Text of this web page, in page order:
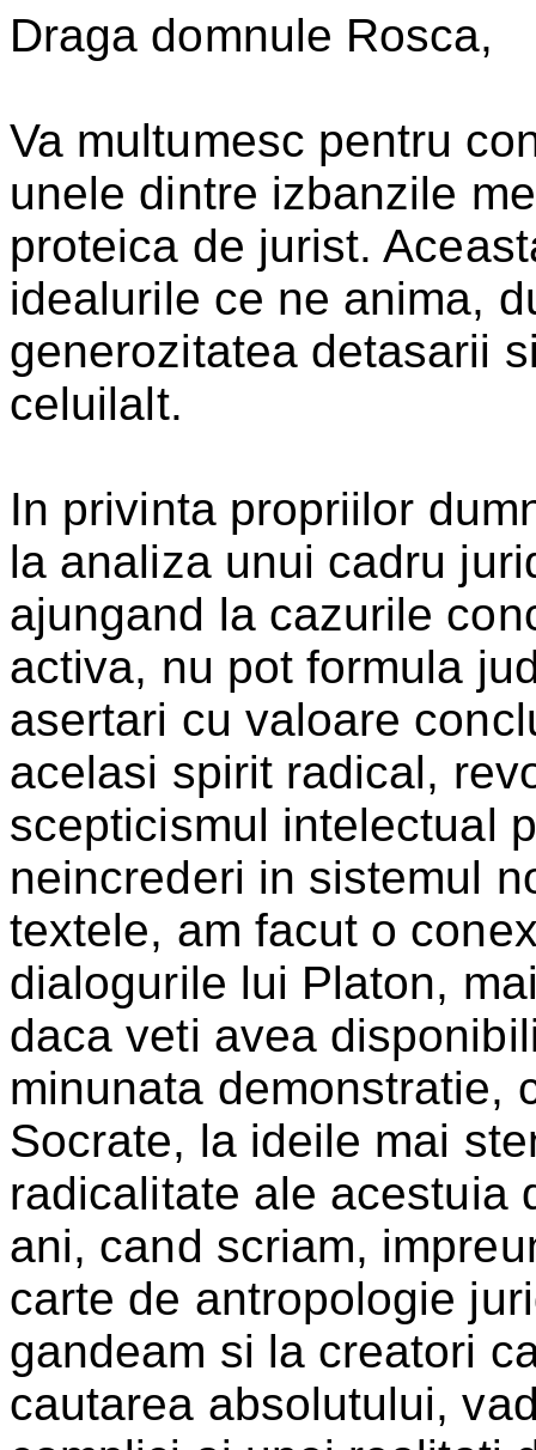
Draga domnule Rosca,
Va multumesc pentru
unele dintre izbanzile
proteica de jurist.
idealurile ce ne anima,
generozitatea detasarii
celuilalt.
In privinta propriilor
la analiza unui cadru
ajungand la cazurile
activa, nu pot formula
asertari cu valoare
acelasi spirit radical,
scepticismul intelectual
neincrederi in sistemul
textele, am facut o
dialogurile lui Platon,
daca veti avea
minunata demonstratie,
Socrate, la ideile mai
radicalitate ale acestuia
ani, cand scriam,
carte de antropologie
gandeam si la creatori
cautarea absolutului,